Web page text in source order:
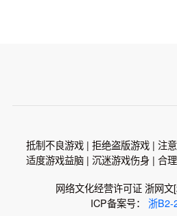
抵制不良游戏 | 拒绝盗版游戏 | 注
适度游戏益脑 | 沉迷游戏伤身 | 合
网络文化经营许可证 浙网
ICP备案号：
浙B2-